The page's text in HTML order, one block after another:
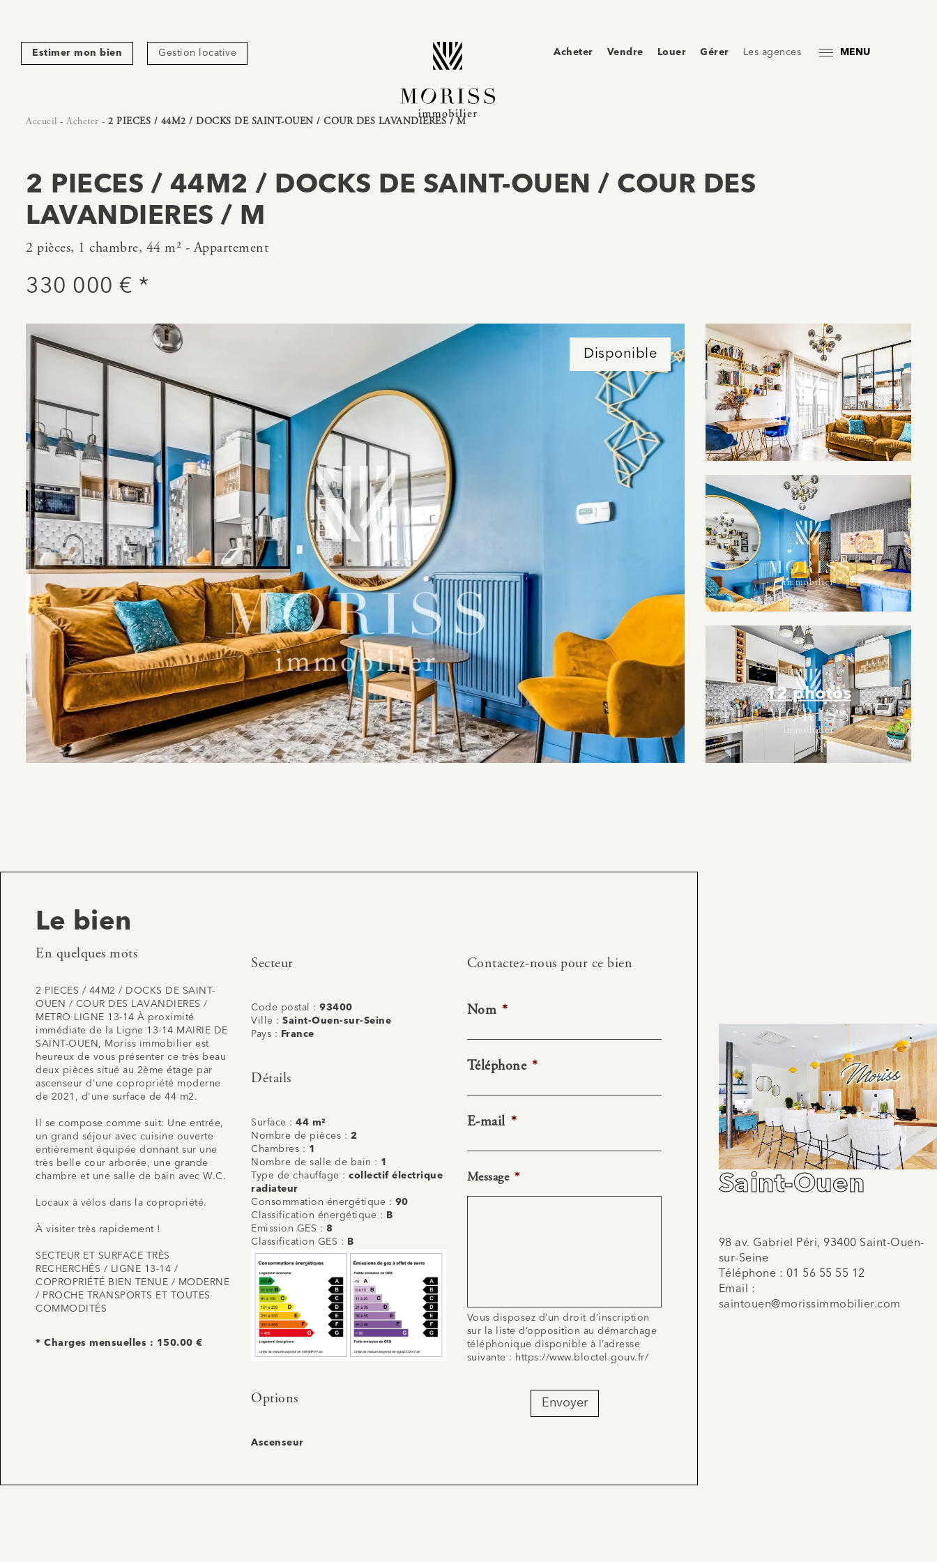
Estimer mon bien Gestion locative Acheter Vendre Louer Gérer Les agences MENU
Accueil - Acheter - 2 PIECES / 44M2 / DOCKS DE SAINT-OUEN / COUR DES LAVANDIERES / M
2 PIECES / 44M2 / DOCKS DE SAINT-OUEN / COUR DES
LAVANDIERES / M
2 pièces, 1 chambre, 44 m² - Appartement
330 000 € *
Disponible
12 photos
Le bien
En quelques mots
2 PIECES / 44M2 / DOCKS DE SAINT-
OUEN / COUR DES LAVANDIERES /
METRO LIGNE 13-14 À proximité
immédiate de la Ligne 13-14 MAIRIE DE
SAINT-OUEN, Moriss immobilier est
heureux de vous présenter ce très beau
deux pièces situé au 2ème étage par
ascenseur d'une copropriété moderne
de 2021, d'une surface de 44 m2.
Il se compose comme suit: Une entrée,
un grand séjour avec cuisine ouverte
entièrement équipée donnant sur une
très belle cour arborée, une grande
chambre et une salle de bain avec W.C.
Locaux à vélos dans la copropriété.
À visiter très rapidement !
SECTEUR ET SURFACE TRÈS
RECHERCHÉS / LIGNE 13-14 /
COPROPRIÉTÉ BIEN TENUE / MODERNE
/ PROCHE TRANSPORTS ET TOUTES
COMMODITÉS
* Charges mensuelles : 150.00 €
Secteur
Code postal :93400
Ville :Saint-Ouen-sur-Seine
Pays :
France
Détails
Surface :44 m²
Nombre de pièces : 2
Chambres : 1
Nombre de salle de bain : 1
Type de chauffage :collectif électrique
radiateur
Consommation énergétique : 90
Classification énergétique :
B
Emission GES : 8
Classification GES :
B
Options
Ascenseur
Contactez-nous pour ce bien
Nom *
Téléphone *
E-mail *
Message *
Vous disposez d’un droit d’inscription
sur la liste d’opposition au démarchage
téléphonique disponible à l’adresse
suivante : https://www.bloctel.gouv.fr/
Envoyer
Saint-Ouen
98 av. Gabriel Péri, 93400 Saint-Ouen-
sur-Seine
Téléphone : 01 56 55 55 12
Email :
saintouen@morissimmobilier.com